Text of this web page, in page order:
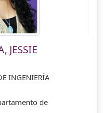
JESSIE
INGENIERÍA
de